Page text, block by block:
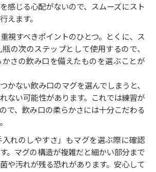
感じる心配がないので、スムーズにスト
えます。
視すべきポイントのひとつ。とくに、ス
の次のステップとして使用するので、
さの飲み口を備えたものを選ぶことが
かない飲み口のマグを選んでしまうと、
ない可能性があります。これでは練習が
で、飲み口の柔らかさには十分こだわる
入れのしやすさ」もマグを選ぶ際に確認
。マグの構造が複雑だと細かい部分まで
や汚れが残る恐れがあります。安心して